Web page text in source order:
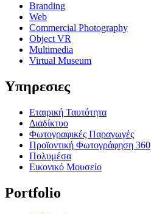
Branding
Web
Commercial Photography
Object VR
Multimedia
Virtual Museum
Υπηρεσιες
Εταιρική Ταυτότητα
Διαδίκτυο
Φωτογραφικές Παραγωγές
Προϊοντική Φωτογράφηση 360
Πολυμέσα
Εικονικό Μουσείο
Portfolio